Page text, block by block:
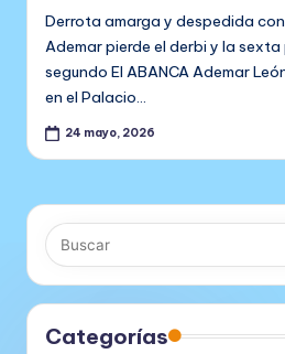
Derrota amarga y despedida
Ademar pierde el derbi y la sexta
segundo El ABANCA Ademar
en el Palacio…
24 mayo, 2026
Categorías